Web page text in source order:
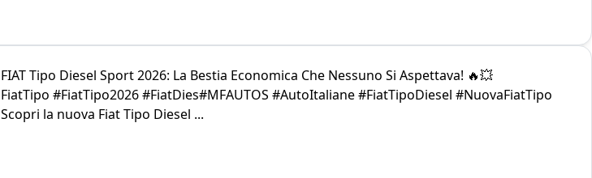
FIAT Tipo Diesel Sport 2026: La Bestia Economica Che Nessuno Si Aspettava! 🔥💥
FiatTipo #FiatTipo2026 #FiatDies#MFAUTOS #AutoItaliane #FiatTipoDiesel #NuovaFiatTipo
Scopri la nuova Fiat Tipo Diesel ...